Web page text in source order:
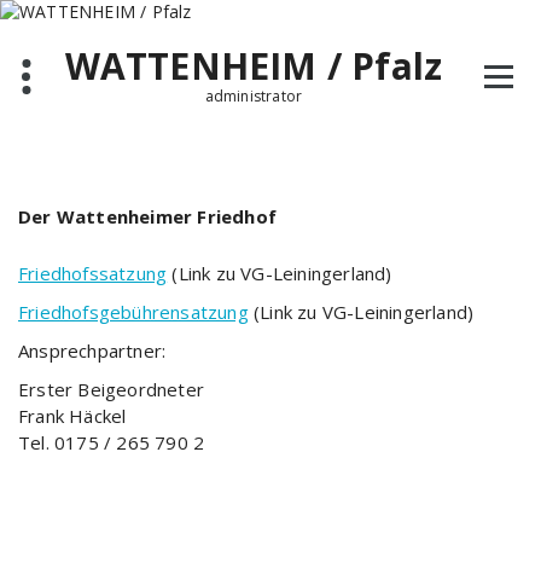
Zum
springenWATTENHEIM / Pfalz
administrator
Der Wattenheimer Friedhof
Friedhofssatzung (Link zu VG-Leiningerland)
Friedhofsgebührensatzung(Link zu VG-Leiningerland)
Ansprechpartner:
Erster Beigeordneter
Frank Häckel
Tel. 0175 / 265 790 2